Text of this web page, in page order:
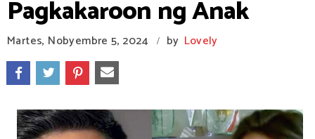
Pagkakaroon ng Anak
Martes, Nobyembre 5, 2024 / by Lovely